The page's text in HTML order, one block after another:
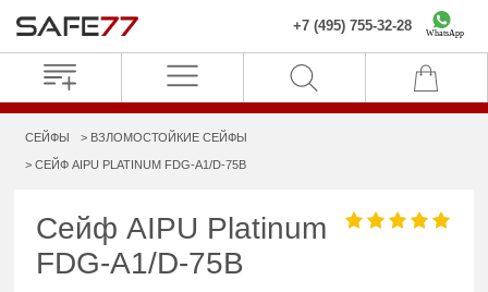
+7 (495) 755-32-28 WhatsApp
СЕЙФЫ ВЗЛОМОСТОЙКИЕ СЕЙФЫ
СЕЙФ AIPU PLATINUM FDG-A1/D-75B
Сейф AIPU Platinum
FDG-A1/D-75B